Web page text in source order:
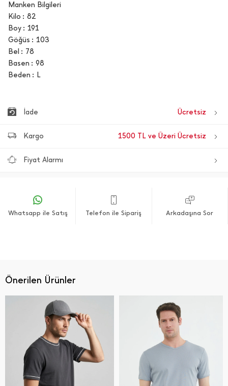
Manken Bilgileri
Kilo
82
Boy
191
Göğüs
103
Bel
78
Basen
98
Beden
L
İade Ücretsiz
Kargo 1500 TL ve Üzeri Ücretsiz
Fiyat Alarmı
Whatsapp ile Satış Telefon ile Sipariş Arkadaşına Sor
Önerilen Ürünler